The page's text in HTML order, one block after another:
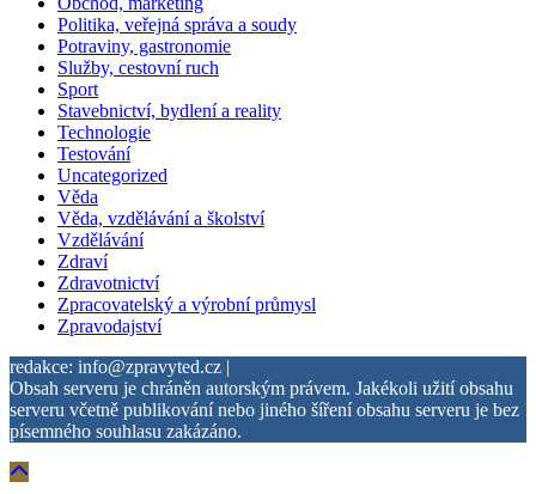
Politika, veřejná správa a soudy
Potraviny, gastronomie
Služby, cestovní ruch
Sport
Stavebnictví, bydlení a reality
Technologie
Testování
Uncategorized
Věda
Věda, vzdělávání a školství
Vzdělávání
Zdraví
Zdravotnictví
Zpracovatelský a výrobní průmysl
Zpravodajství
redakce: info@zpravyted.cz |
Obsah serveru je chráněn autorským právem. Jakékoli užití obsahu
serveru včetně publikování nebo jiného šíření obsahu serveru je bez
písemného souhlasu zakázáno.